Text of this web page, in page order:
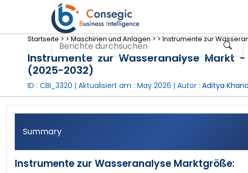
Startseite >>Maschinen und Anlagen >>Instrumente zur
Instrumente zur Wasseranalyse Markt
(2025-2032)
ID : CBI_3320 | Aktualisiert am : May 2026 | Autor : Aditya
Summary
Instrumente zur Wasseranalyse Marktgröße: